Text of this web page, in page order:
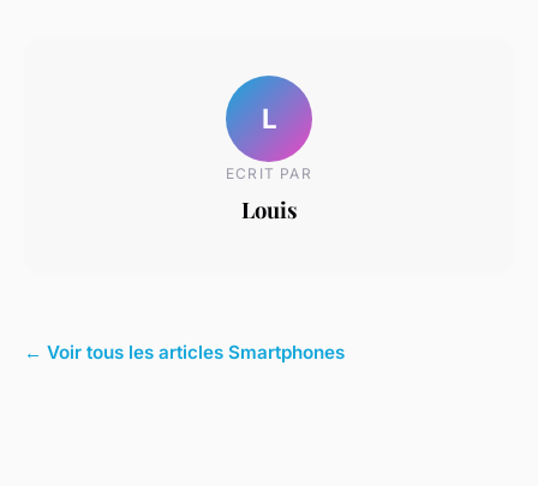
L
ECRIT PAR
Louis
← Voir tous les articles Smartphones